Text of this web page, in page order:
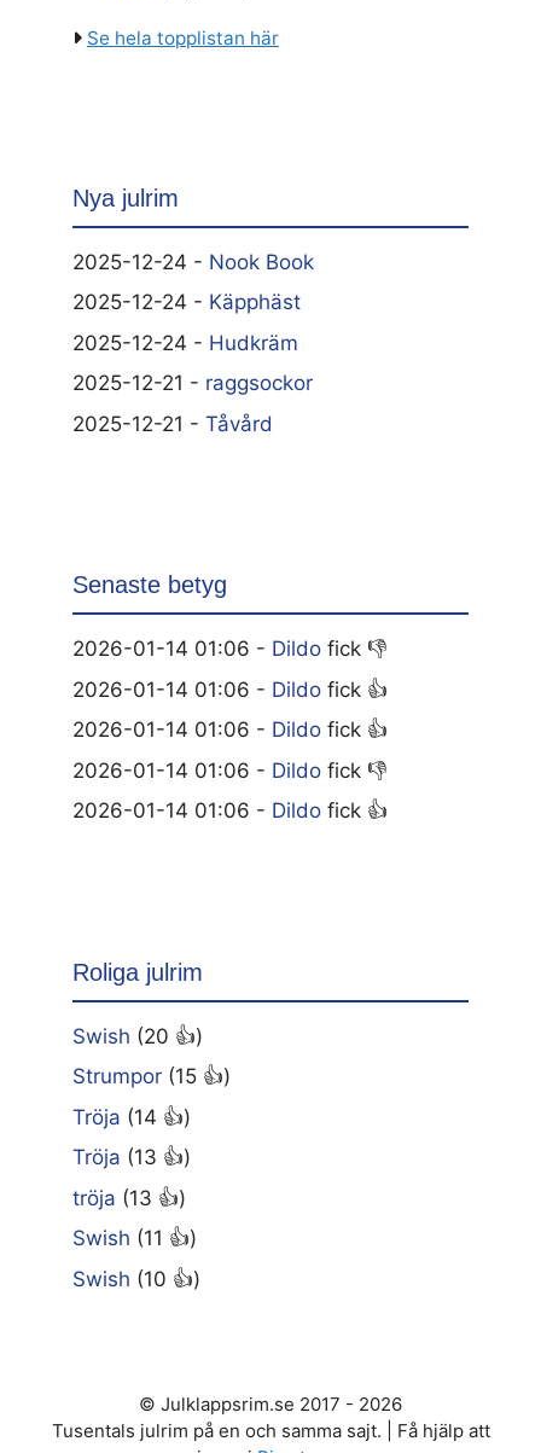
Se hela topplistan här
Nya julrim
2025-12-24 - Nook Book
2025-12-24 - Käpphäst
2025-12-24 - Hudkräm
2025-12-21 - raggsockor
2025-12-21 - Tåvård
Senaste betyg
2026-01-14 01:06 - Dildo fick 👎
2026-01-14 01:06 - Dildo fick 👍
2026-01-14 01:06 - Dildo fick 👍
2026-01-14 01:06 - Dildo fick 👎
2026-01-14 01:06 - Dildo fick 👍
Roliga julrim
Swish (20 👍)
Strumpor (15 👍)
Tröja (14 👍)
Tröja (13 👍)
tröja (13 👍)
Swish (11 👍)
Swish (10 👍)
© Julklappsrim.se 2017 - 2026
Tusentals julrim på en och samma sajt. | Få hjälp att